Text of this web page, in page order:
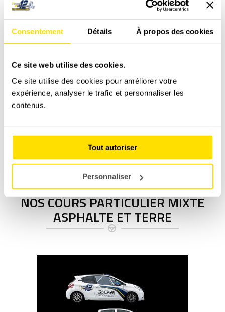
Consentement Détails À propos des cookies
Ce site web utilise des cookies.
Ce site utilise des cookies pour améliorer votre
expérience, analyser le trafic et personnaliser les
contenus.
Tout autoriser
Personnaliser
Cours Particulier en BMW 320i
A partir de240,00€
PLUS D'INFOS
NOS COURS PARTICULIER MIXTE
ASPHALTE ET TERRE